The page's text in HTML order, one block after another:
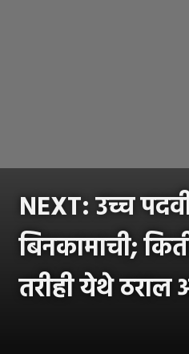
NEXT: उच्च
बिनकामाची;
तरीही येथे ठराल